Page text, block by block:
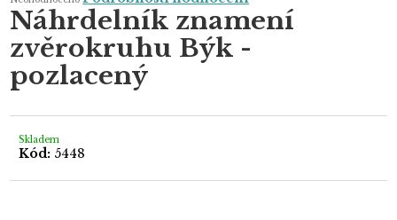
hodnocení
produktu
je
0,0
z
hvězdiček.
Náhrdelník znamení
zvěrokruhu Býk -
pozlacený
Skladem
Kód: 5448